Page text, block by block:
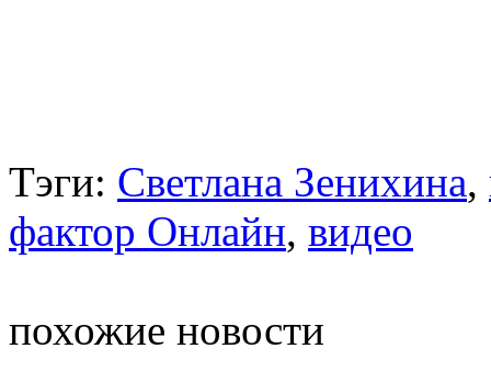
Тэги: Светлана Зенихина,
фактор Онлайн, видео
похожие новости